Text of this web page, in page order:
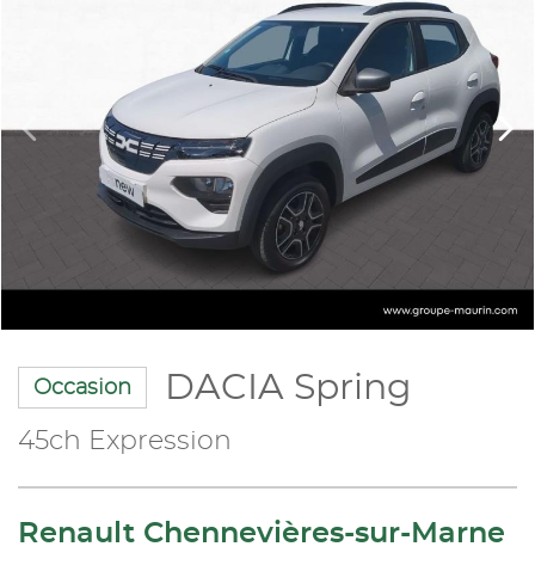
Occasion DACIA Spring
45ch Expression
Renault Chennevières-sur-Marne